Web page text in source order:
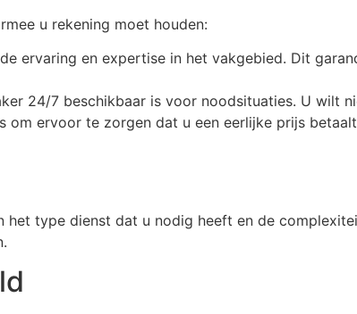
u rekening moet houden:
ervaring en expertise in het vakgebied. Dit
24/7 beschikbaar is voor noodsituaties. U wilt
om ervoor te zorgen dat u een eerlijke prijs
het type dienst dat u nodig heeft en de